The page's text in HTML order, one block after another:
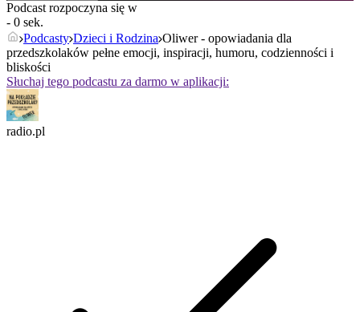
Podcast rozpoczyna się w
- 0 sek.
Podcasty Dzieci i Rodzina Oliwer - opowiadania dla
przedszkolaków pełne emocji, inspiracji, humoru, codzienności i
bliskości
Słuchaj tego podcastu za darmo w aplikacji:
radio.pl